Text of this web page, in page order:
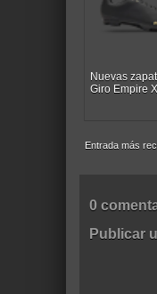
Nuevas
Giro Empire
Entrada más
0
Publicar